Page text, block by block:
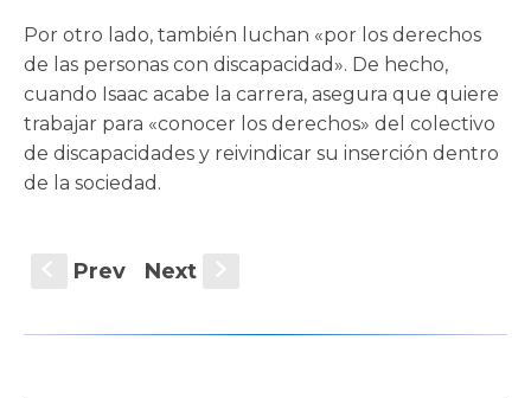
Por otro lado, también luchan «por los derechos
de las personas con discapacidad». De hecho,
cuando Isaac acabe la carrera, asegura que quiere
trabajar para «conocer los derechos» del colectivo
de discapacidades y reivindicar su inserción dentro
de la sociedad.
Prev Next